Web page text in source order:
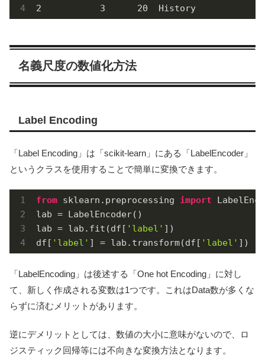
2           3      20  History
名義尺度の数値化方法
Label Encoding
「Label Encoding」は「scikit-learn」にある「LabelEncoder」
というクラスを使用することで簡単に変換できます。
from sklearn.preprocessing import
lab = LabelEncoder()
lab = lab.fit(df[ 'label' ])
df[ 'label' ] = lab.transform(df[ 'label' ])
「LabelEncoding」は後述する「One hot Encoding」に対し
て、新しく作成される変数は1つです。これはData数が多くな
らずに済むメリットがあります。
逆にデメリットとしては、数値の大小に意味がないので、ロ
ジスティック回帰等には不向きな変換方法となります。